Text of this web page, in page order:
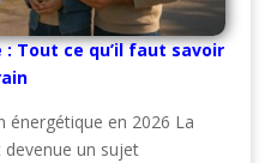
Tout ce qu’il faut savoir
énergétique en 2026 La
un sujet